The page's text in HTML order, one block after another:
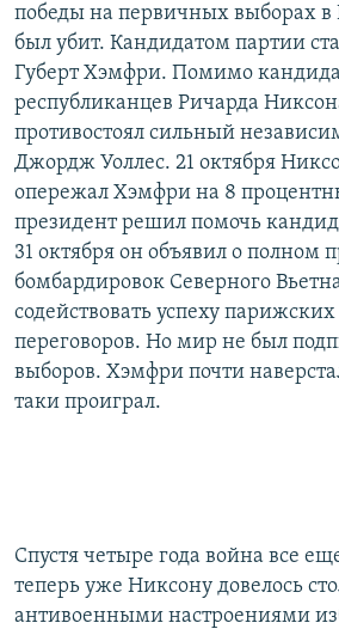
победы на первичных выборах
был убит. Кандидатом партии
Губерт Хэмфри. Помимо
республиканцев Ричарда
противостоял сильный
Джордж Уоллес. 21 октября
опережал Хэмфри на 8
президент решил помочь
31 октября он объявил о полном
бомбардировок Северного
содействовать успеху
переговоров. Но мир не был
выборов. Хэмфри почти
таки проиграл.
Спустя четыре года война все
теперь уже Никсону довелось
антивоенными настроениями